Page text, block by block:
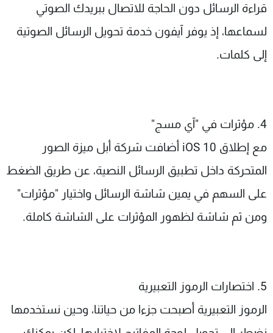
قراءة الرسائل دون الحاجة للاتصال ببريدك الصوتي
لسماعها، إذ يوفر آيفون خدمة تحويل الرسائل الصوتية
إلى كلمات.
4. مؤثرات في "آي مسج"
مع إطلاق iOS 10 أضافت شركة أبل ميزة الصور
المتحركة داخل تطبيق الرسائل النصية، عن طريق الضغط
على السهم في يمين شاشة الرسائل واختيار "مؤثرات"
ومن ثم شاشة لظهور المؤثرات على الشاشة كاملة.
5. اختصارات الرموز التعبيرية
الرموز التعبيرية أصبحت جزءا من حياتنا، وحين نستخدمها